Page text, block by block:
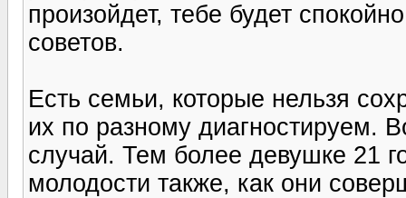
произойдет, тебе будет
советов.
Есть семьи, которые нельзя
их по разному диагностируем.
случай. Тем более девушке 21
молодости также, как они